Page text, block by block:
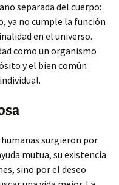
separada del cuerpo:
ya no cumple la función
en el universo.
como un organismo
y el bien común
surgieron por
mutua, su existencia
sino por el deseo